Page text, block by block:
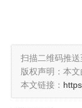
扫描二维码推送
版权声明：本文
本文链接：